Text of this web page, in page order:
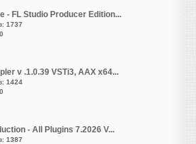
в качестве
популярных
библиотек
в
юбилейном
20-
- FL Studio Producer Edition...
1737
v .1.0.39 VSTi3, AAX x64...
1424
- All Plugins 7.2026 V...
1387